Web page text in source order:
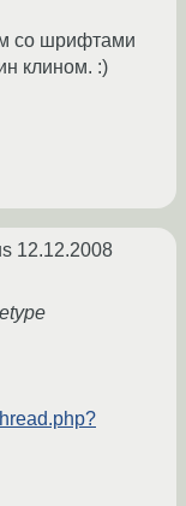
со шрифтами
клином. :)
12.12.2008